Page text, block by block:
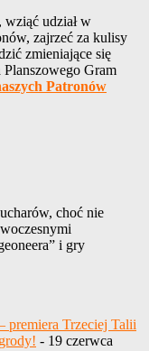
wziąć udział w
zajrzeć za kulisy
zmieniające się
Gram
Patronów
choć nie
i gry
Trzeciej Talii
- 19 czerwca